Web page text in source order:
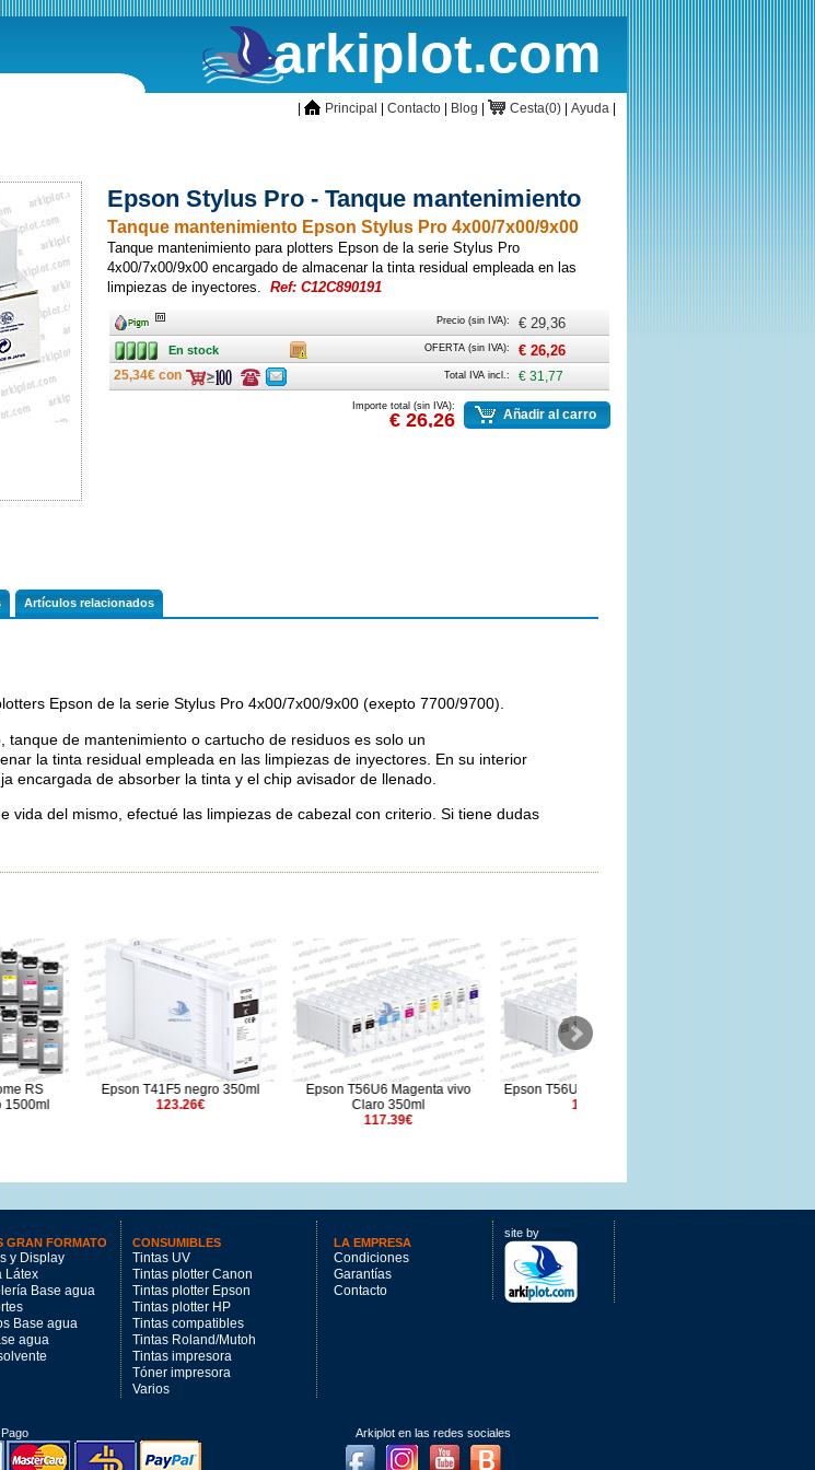
arkiplot.com
inicioPrincipal Contacto Blog CestaCesta(0) Ayuda
Epson Stylus Pro - Tanque mantenimiento
Tanque mantenimiento Epson Stylus Pro 4x00/7x00/9x00
Tanque mantenimiento para plotters Epson de la serie Stylus Pro
4x00/7x00/9x00 encargado de almacenar la tinta residual empleada en las
limpiezas de inyectores. Ref: C12C890191
Ancho Ancho Precio (sin IVA): € 29,36
En stock En stock Caja OFERTA (sin IVA): € 26,26
25,34€ con
Consulte
ofertas
Consulte
ofertas
Total IVA incl.: € 31,77
Importe total (sin IVA):
€ 26,26 Añadir al carro
Artículos relacionados
Epson de la serie Stylus Pro 4x00/7x00/9x00 (exepto 7700/9700).
tanque de mantenimiento o cartucho de residuos es solo un
la tinta residual empleada en las limpiezas de inyectores. En su interior
encargada de absorber la tinta y el chip avisador de llenado.
vida del mismo, efectué las limpiezas de cabezal con criterio. Si tiene dudas
T41F5 negro 350ml
123.26€
Epson T56U6 Magenta vivo
Epson T56U1 negro foto 350ml
GRAN FORMATO
y Display
Látex
Base agua
Base agua
agua
CONSUMIBLES
Tintas UV
Tintas plotter Canon
Tintas plotter Epson
Tintas plotter HP
Tintas compatibles
Tintas Roland/Mutoh
Tintas impresora
Tóner impresora
Varios
LA EMPRESA
Condiciones
Garantías
Contacto
site by
Arkiplot en las redes sociales
FacebookInstagramYoutubeBlog